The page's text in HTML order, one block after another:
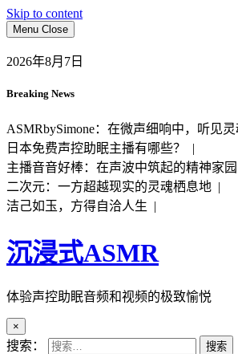
Skip to content
Menu Close
2026年8月7日
Breaking News
ASMRbySimone：在微声细响中，听见
日本免费声控助眠主播有哪些？ |
主播音音好棒：在声波中筑起的精神家
二次元：一方超越现实的灵魂栖息地 |
洁己如玉，方得自洽人生 |
沉浸式ASMR
体验声控助眠音频和视频的极致愉悦
×
搜索：